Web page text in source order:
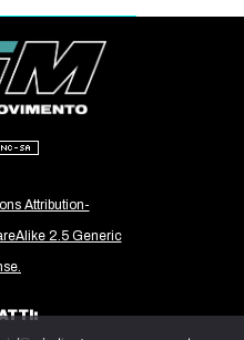
Attribution-
2.5 Generic